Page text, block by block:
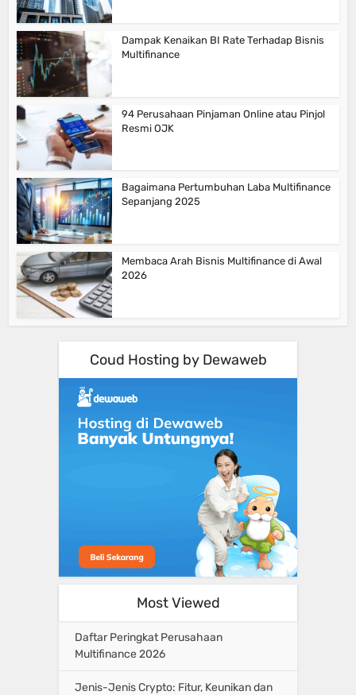
Dampak Kenaikan BI Rate Terhadap Bisnis
Multifinance
94 Perusahaan Pinjaman Online atau Pinjol
Resmi OJK
Bagaimana Pertumbuhan Laba Multifinance
Sepanjang 2025
Membaca Arah Bisnis Multifinance di Awal
2026
Coud Hosting by Dewaweb
Most Viewed
Daftar Peringkat Perusahaan
Multifinance 2026
Jenis-Jenis Crypto: Fitur, Keunikan dan